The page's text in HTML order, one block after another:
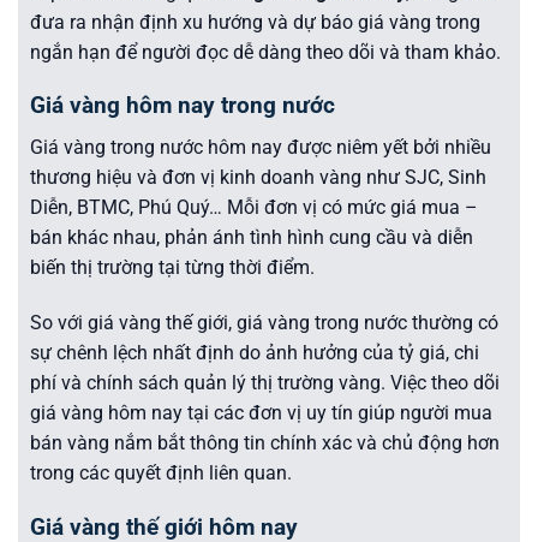
đưa ra nhận định xu hướng và dự báo giá vàng trong
ngắn hạn để người đọc dễ dàng theo dõi và tham khảo.
Giá vàng hôm nay trong nước
Giá vàng trong nước hôm nay được niêm yết bởi nhiều
thương hiệu và đơn vị kinh doanh vàng như SJC, Sinh
Diễn, BTMC, Phú Quý… Mỗi đơn vị có mức giá mua –
bán khác nhau, phản ánh tình hình cung cầu và diễn
biến thị trường tại từng thời điểm.
So với giá vàng thế giới, giá vàng trong nước thường có
sự chênh lệch nhất định do ảnh hưởng của tỷ giá, chi
phí và chính sách quản lý thị trường vàng. Việc theo dõi
giá vàng hôm nay tại các đơn vị uy tín giúp người mua
bán vàng nắm bắt thông tin chính xác và chủ động hơn
trong các quyết định liên quan.
Giá vàng thế giới hôm nay